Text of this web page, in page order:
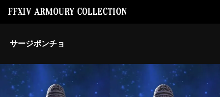
FFXIV ARMOURY COLLECTION
サージポンチョ